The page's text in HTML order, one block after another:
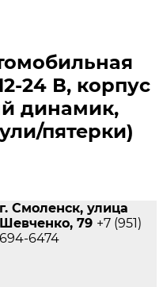
24 В, корпус
динамик,
пятерки)
г. Смоленск, улица
Шевченко, 79 +7 (951)
694-6474